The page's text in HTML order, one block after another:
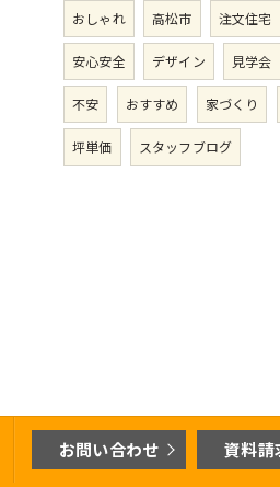
おしゃれ 高松市 注文住宅
安心安全 デザイン 見学会
不安 おすすめ 家づくり
坪単価 スタッフブログ
お問い合わせ 資料請